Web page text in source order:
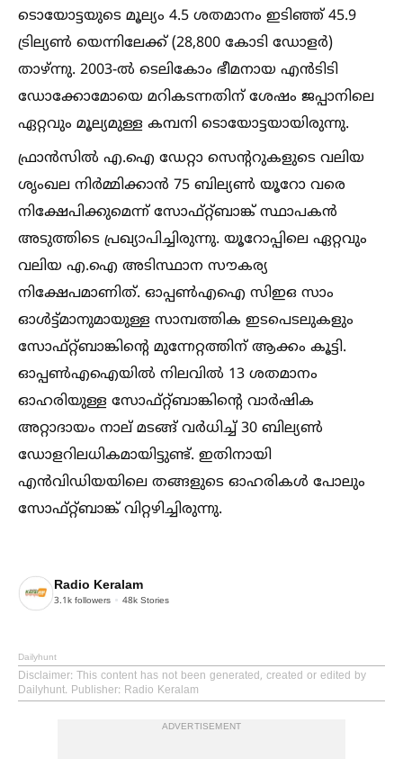
ടൊയോട്ടയുടെ മൂല്യം 4.5 ശതമാനം ഇടിഞ്ഞ് 45.9
ട്രില്യണ്‍ യെന്നിലേക്ക് (28,800 കോടി ഡോളർ)
താഴ്ന്നു. 2003-ല്‍ ടെലികോം ഭീമനായ എൻടിടി
ഡോക്കോമോയെ മറികടന്നതിന് ശേഷം ജപ്പാനിലെ
ഏറ്റവും മൂല്യമുള്ള കമ്പനി ടൊയോട്ടയായിരുന്നു.
ഫ്രാൻസില്‍ എ.ഐ ഡേറ്റാ സെന്ററുകളുടെ വലിയ
ശൃംഖല നിർമ്മിക്കാൻ 75 ബില്യണ്‍ യൂറോ വരെ
നിക്ഷേപിക്കുമെന്ന് സോഫ്റ്റ്ബാങ്ക് സ്ഥാപകൻ
അടുത്തിടെ പ്രഖ്യാപിച്ചിരുന്നു. യൂറോപ്പിലെ ഏറ്റവും
വലിയ എ.ഐ അടിസ്ഥാന സൗകര്യ
നിക്ഷേപമാണിത്. ഓപ്പണ്‍എഐ സിഇഒ സാം
ഓള്‍ട്ട്മാനുമായുള്ള സാമ്പത്തിക ഇടപെടലുകളും
സോഫ്റ്റ്ബാങ്കിന്റെ മുന്നേറ്റത്തിന് ആക്കം കൂട്ടി.
ഓപ്പണ്‍എഐയില്‍ നിലവില്‍ 13 ശതമാനം
ഓഹരിയുള്ള സോഫ്റ്റ്ബാങ്കിന്റെ വാർഷിക
അറ്റാദായം നാല് മടങ്ങ് വർധിച്ച്‌ 30 ബില്യണ്‍
ഡോളറിലധികമായിട്ടുണ്ട്. ഇതിനായി
എൻവിഡിയയിലെ തങ്ങളുടെ ഓഹരികള്‍ പോലും
സോഫ്റ്റ്ബാങ്ക് വിറ്റഴിച്ചിരുന്നു.
Radio Keralam
3.1k followers 48k Stories
Dailyhunt
Disclaimer: This content has not been generated, created or edited by
Dailyhunt. Publisher: Radio Keralam
ADVERTISEMENT